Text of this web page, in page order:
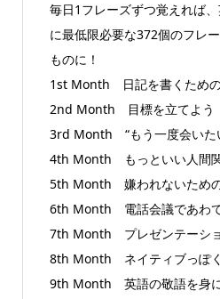
毎日1フレーズずつ覚えれば
に最低限必要な372個のフレ
ものに！
1st Month 日記を書くため
2nd Month 目標を立てよう
3rd Month “もう一度会いた
4th Month もっといい人間
5th Month 嫌われないため
6th Month 電話会議であわ
7th Month プレゼンテーシ
8th Month ネイティブっぽく
9th Month 英語の敬語を身に